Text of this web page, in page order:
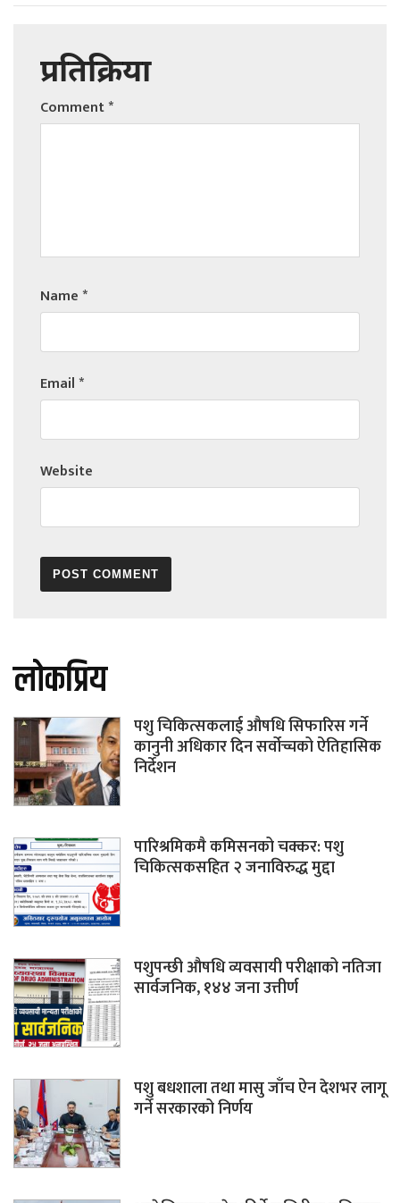
प्रतिक्रिया
Comment*
Name*
Email*
Website
लोकप्रिय
पशु चिकित्सकलाई औषधि सिफारिस गर्ने
कानुनी अधिकार दिन सर्वोच्चको ऐतिहासिक
निर्देशन
पारिश्रमिकमै कमिसनको चक्कर: पशु
चिकित्सकसहित २ जनाविरुद्ध मुद्दा
पशुपन्छी औषधि व्यवसायी परीक्षाको नतिजा
सार्वजनिक, १४४ जना उत्तीर्ण
पशु बधशाला तथा मासु जाँच ऐन देशभर लागू
गर्ने सरकारको निर्णय